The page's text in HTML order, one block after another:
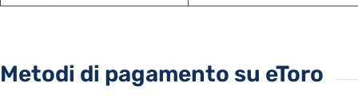
Metodi di pagamento su eToro